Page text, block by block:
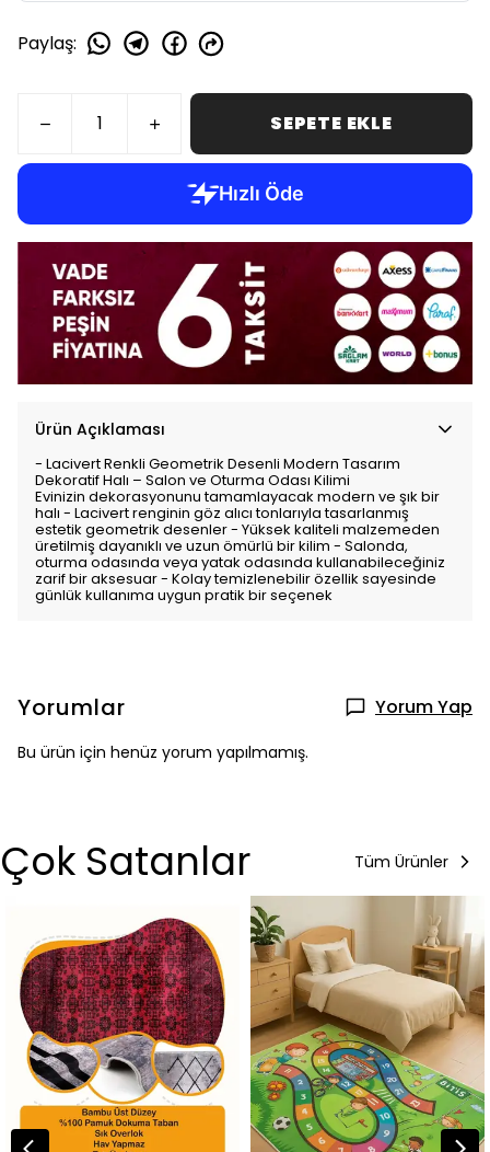
Paylaş:
SEPETE EKLE
Ürün Açıklaması
- Lacivert Renkli Geometrik Desenli Modern Tasarım
Dekoratif Halı – Salon ve Oturma Odası Kilimi
Evinizin dekorasyonunu tamamlayacak modern ve şık bir
halı - Lacivert renginin göz alıcı tonlarıyla tasarlanmış
estetik geometrik desenler - Yüksek kaliteli malzemeden
üretilmiş dayanıklı ve uzun ömürlü bir kilim - Salonda,
oturma odasında veya yatak odasında kullanabileceğiniz
zarif bir aksesuar - Kolay temizlenebilir özellik sayesinde
günlük kullanıma uygun pratik bir seçenek
Yorumlar Yorum Yap
Bu ürün için henüz yorum yapılmamış.
Çok Satanlar Tüm Ürünler